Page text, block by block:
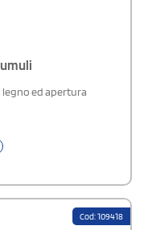
legno ed apertura
Cod: 109418